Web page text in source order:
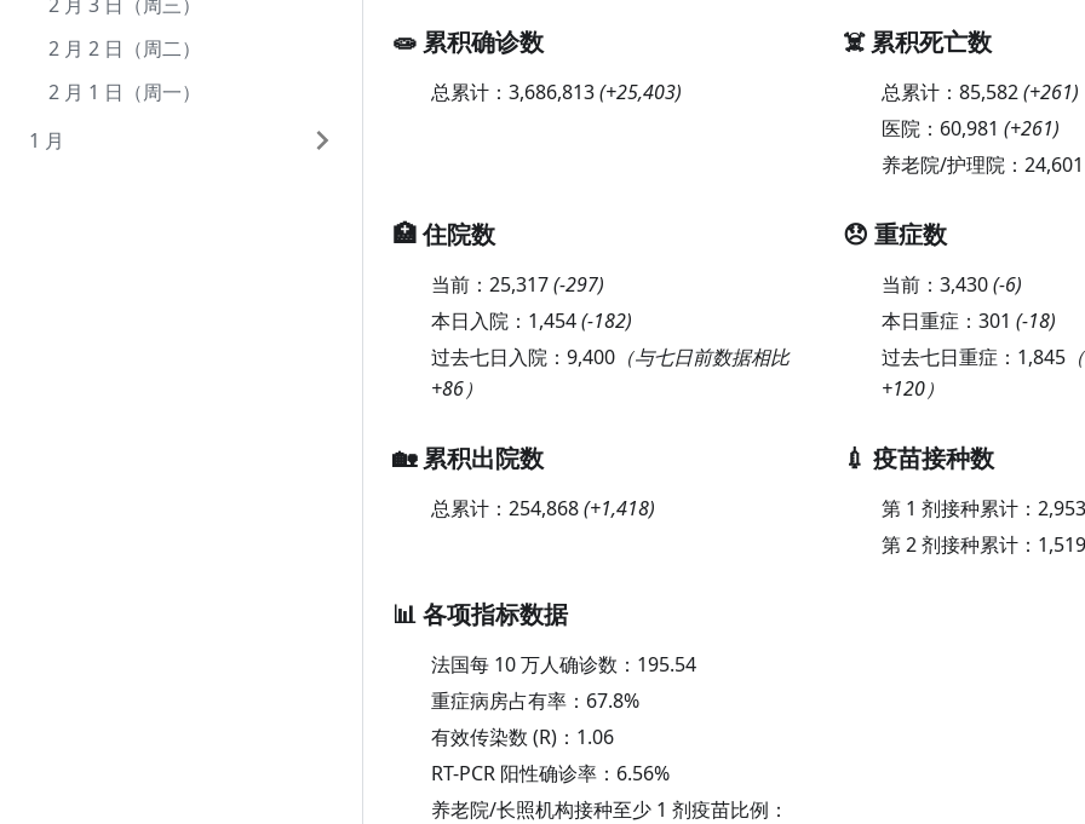
5 月 2 日（周日）
5 月 1 日（周六）
4 月 2 日（周五）
4 月 1 日（周四）
3 月 4 日（周四）
3 月 3 日（周三）
3 月 2 日（周二）
2 月 2 日（周二）
2 月 1 日（周一）
1 月
🧫 累积确诊数
总累计： 3,686,813(+25,403)
☠️ 累积死亡数
总累计： 85,582(+261)
医院： 60,981 (+261)
养老院/护理院： 24,601
🏥 住院数
当前： 25,317(-297)
本日入院： 1,454(-182)
过去七日入院： 9,400 （与七日前数据相比
+86）
😞 重症数
当前： 3,430(-6)
本日重症： 301 (-18)
过去七日重症： 1,845
+120）
🏡 累积出院数
总累计： 254,868(+1,418)
💉 疫苗接种数
第 1 剂接种累计：
第 2 剂接种累计：
📊 各项指标数据
法国每 10 万人确诊数： 195.54
重症病房占有率： 67.8%
有效传染数 (R)： 1.06
RT-PCR 阳性确诊率： 6.56%
养老院/长照机构接种至少 1 剂疫苗比例：